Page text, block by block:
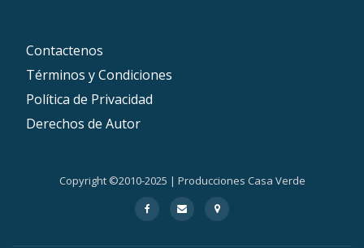
Contactenos
Términos y Condiciones
Política de Privacidad
Derechos de Autor
Copyright ©2010-2025 | Producciones Casa Verde
Secondary
Menu
fa-
facebook
far
fa-
fa-
map-